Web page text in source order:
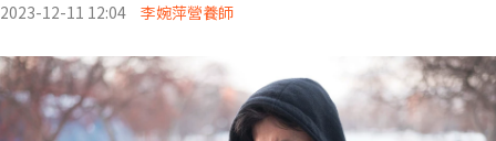
2023-12-11 12:04 李婉萍營養師